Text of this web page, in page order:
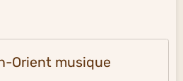
Orient musique